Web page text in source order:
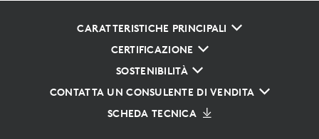
CARATTERISTICHE PRINCIPALI
CERTIFICAZIONE
SOSTENIBILITÀ
CONTATTA UN CONSULENTE DI VENDITA
SCHEDA TECNICA